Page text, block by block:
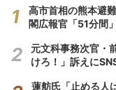
高市首相の熊本避
閣広報官「51分間
元文科事務次官・
けろ！」訴えに
蓮舫氏「止める人